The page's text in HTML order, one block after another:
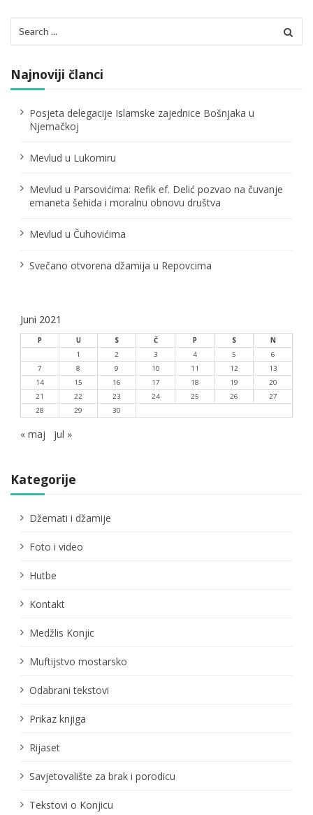
c
i
a
č
a
n
k
a
for:
Najnoviji članci
Posjeta delegacije Islamske zajednice Bošnjaka u
Njemačkoj
Mevlud u Lukomiru
Mevlud u Parsovićima: Refik ef. Delić pozvao na čuvanje
emaneta šehida i moralnu obnovu društva
Mevlud u Čuhovićima
Svečano otvorena džamija u Repovcima
Juni 2021
P U S Č P S
N
1
2 3 4 5
6
7
8 9 10 11 12
13
14
15 16 17 18 19
20
21
22 23 24 25 26
27
28
29 30
« maj jul »
Kategorije
Džemati i džamije
Foto i video
Hutbe
Kontakt
Medžlis Konjic
Muftijstvo mostarsko
Odabrani tekstovi
Prikaz knjiga
Rijaset
Savjetovalište za brak i porodicu
Tekstovi o Konjicu